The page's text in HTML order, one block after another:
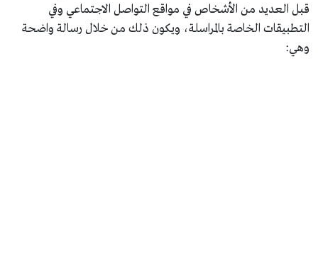
قبل العديد من الأشخاص في مواقع التواصل الاجتماعي وفي
التطبيقات الخاصة بالمراسلة، ويكون ذلك من خلال رسالة واضحة
وهي: